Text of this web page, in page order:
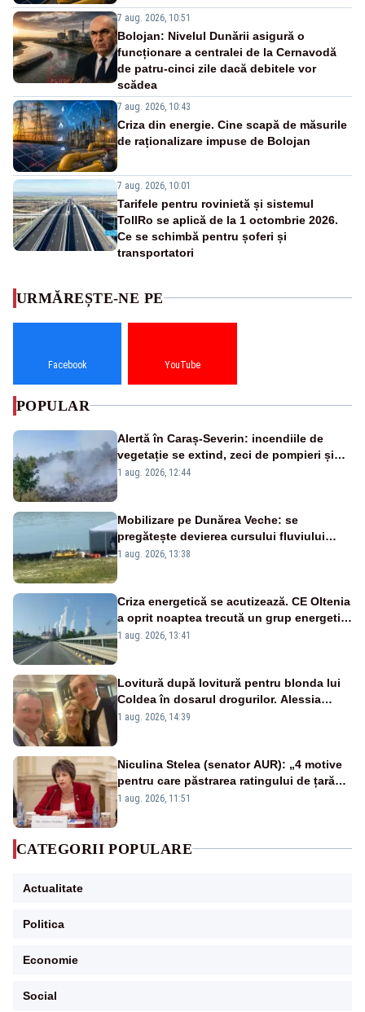
7 aug. 2026, 10:51
Bolojan: Nivelul Dunării asigură o
funcționare a centralei de la Cernavodă
de patru-cinci zile dacă debitele vor
scădea
7 aug. 2026, 10:43
Criza din energie. Cine scapă de măsurile
de raționalizare impuse de Bolojan
7 aug. 2026, 10:01
Tarifele pentru rovinietă și sistemul
TollRo se aplică de la 1 octombrie 2026.
Ce se schimbă pentru șoferi și
transportatori
URMĂREȘTE-NE PE
Facebook YouTube
POPULAR
Alertă în Caraș-Severin: incendiile de
vegetație se extind, zeci de pompieri și
silvicultori se luptă cu flăcările - VIDEO
1 aug. 2026, 12:44
Mobilizare pe Dunărea Veche: se
pregătește devierea cursului fluviului
către Cernavodă – VIDEO
1 aug. 2026, 13:38
Criza energetică se acutizează. CE Oltenia
a oprit noaptea trecută un grup energetic
de la Rovinari
1 aug. 2026, 13:41
Lovitură după lovitură pentru blonda lui
Coldea în dosarul drogurilor. Alessia
Păcuraru explică decizia magistraților
1 aug. 2026, 14:39
Niculina Stelea (senator AUR): „4 motive
pentru care păstrarea ratingului de țară
nu este o reușită pentru Guvernul
1 aug. 2026, 11:51
CATEGORII POPULARE
Actualitate
Politica
Economie
Social